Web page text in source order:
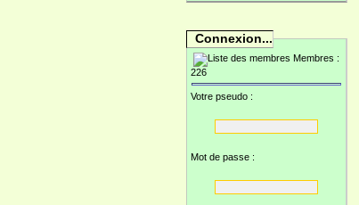
Connexion...
Membres :
226
Votre pseudo :
Mot de passe :